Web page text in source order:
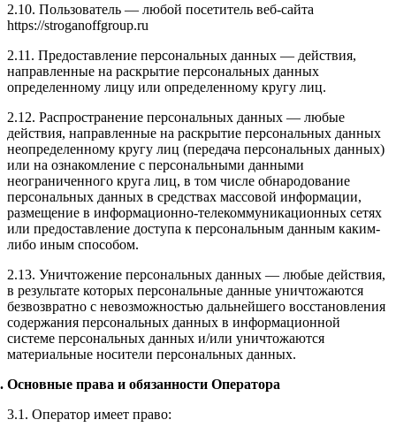
2.10. Пользователь — любой посетитель веб-сайта
https://stroganoffgroup.ru
2.11. Предоставление персональных данных — действия,
направленные на раскрытие персональных данных
определенному лицу или определенному кругу лиц.
2.12. Распространение персональных данных — любые
действия, направленные на раскрытие персональных данных
неопределенному кругу лиц (передача персональных данных)
или на ознакомление с персональными данными
неограниченного круга лиц, в том числе обнародование
персональных данных в средствах массовой информации,
размещение в информационно-телекоммуникационных сетях
или предоставление доступа к персональным данным каким-
либо иным способом.
2.13. Уничтожение персональных данных — любые действия,
в результате которых персональные данные уничтожаются
безвозвратно с невозможностью дальнейшего восстановления
содержания персональных данных в информационной
системе персональных данных и/или уничтожаются
материальные носители персональных данных.
Основные права и обязанности Оператора
3.1. Оператор имеет право: